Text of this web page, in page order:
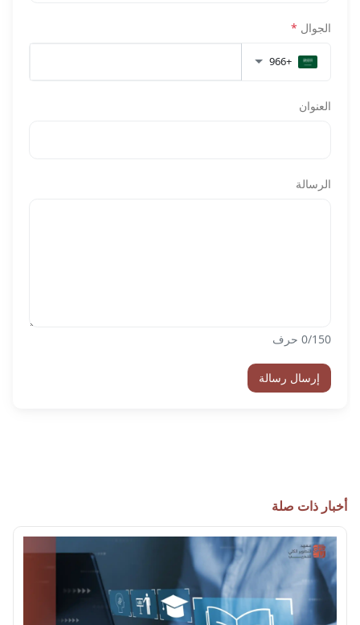
الجوال *
+966
العنوان
الرسالة
0/150 حرف
إرسال رسالة
أخبار ذات صلة